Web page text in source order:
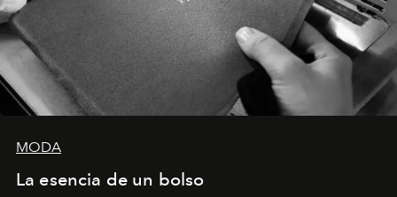
MODA
La esencia de un bolso